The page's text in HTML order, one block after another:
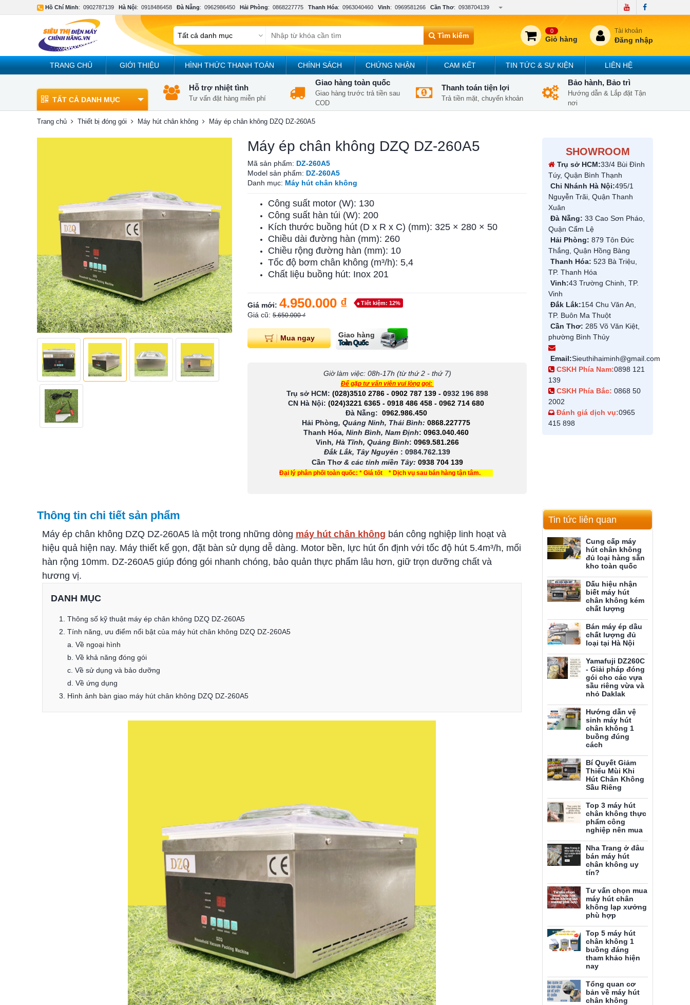
Hồ Chí Minh: 0902787139 Hà Nội: 0918486458 Đà Nẵng: 0962986450 Hải Phòng: 0868227775 Thanh Hóa: 0963040460 Vinh: 0969581266 Cần Thơ: 0938704139
Tìm kiếm
0
Giỏ hàng
Tài khoản
Đăng nhập
TRANG CHỦ GIỚI THIỆU HÌNH THỨC THANH TOÁN CHÍNH SÁCH CHỨNG NHẬN CAM KẾT TIN TỨC & SỰ KIỆN LIÊN HỆ
TẤT CẢ DANH MỤC
Hỗ trợ nhiệt tình
Tư vấn đặt hàng miễn phí
Giao hàng toàn quốc
Giao hàng trước trả tiền sau
COD
Thanh toán tiện lợi
Trả tiền mặt, chuyển khoản
Bảo hành, Bảo trì
Hướng dẫn & Lắp đặt Tận
nơi
Trang chủ Thiết bị đóng gói Máy hút chân không Máy ép chân không DZQ DZ-260A5
Máy ép chân không DZQ DZ-260A5
Mã sản phẩm: DZ-260A5
Model sản phẩm: DZ-260A5
Danh mục: Máy hút chân không
Công suất motor (W): 130
Công suất hàn túi (W): 200
Kích thước buồng hút (D x R x C) (mm): 325 × 280 × 50
Chiều dài đường hàn (mm): 260
Chiều rộng đường hàn (mm): 10
Tốc độ bơm chân không (m³/h): 5,4
Chất liệu buồng hút: Inox 201
Giá mới: 4.950.000 ₫ Tiết kiệm: 12%
Giá cũ: 5.650.000 ₫
Mua ngay Giao hàng
Toàn Quốc
Giờ làm việc: 08h-17h (từ thứ 2 - thứ 7)
Để gặp tư vấn viên vui lòng gọi:
Trụ sở HCM: (028)3510 2786 - 0902 787 139- 0932 196 898
CN Hà Nội: (024)3221 6365 - 0918 486 458 - 0962 714 680
Đà Nẵng: 0962.986.450
Hải Phòng, Quảng Ninh, Thái Bình: 0868.227775
Thanh Hóa, Ninh Bình, Nam Định: 0963.040.460
Vinh, Hà Tĩnh, Quảng Bình: 0969.581.266
Đắk Lắk, Tây Nguyên : 0984.762.139
Cần Thơ & các tỉnh miền Tây: 0938 704 139
Đại lý phân phối toàn quốc: * Giá tốt * Dịch vụ sau bán hàng tận tâm.
SHOWROOM
Trụ sở HCM:33/4 Bùi Đình
Túy, Quận Bình Thạnh
Chi Nhánh Hà Nội:495/1
Nguyễn Trãi, Quận Thanh
Xuân
Đà Nẵng: 33 Cao Sơn Pháo,
Quận Cẩm Lệ
Hải Phòng: 879 Tôn Đức
Thắng, Quận Hồng Bàng
Thanh Hóa: 523 Bà Triệu,
TP. Thanh Hóa
Vinh:43 Trường Chinh, TP.
Vinh
Đắk Lắk:154 Chu Văn An,
TP. Buôn Ma Thuột
Cần Thơ: 285 Võ Văn Kiệt,
phường Bình Thủy
Email:Sieuthihaiminh@gmail.com
CSKH Phía Nam:0898 121
139
CSKH Phía Bắc: 0868 50
2002
Đánh giá dịch vụ:0965
415 898
Thông tin chi tiết sản phẩm
Máy ép chân không DZQ DZ-260A5 là một trong những dòng máy hút chân không bán công nghiệp linh hoạt và
hiệu quả hiện nay. Máy thiết kế gọn, đặt bàn sử dụng dễ dàng. Motor bền, lực hút ổn định với tốc độ hút 5.4m³/h, mối
hàn rộng 10mm. DZ-260A5 giúp đóng gói nhanh chóng, bảo quản thực phẩm lâu hơn, giữ trọn dưỡng chất và
hương vị.
DANH MỤC
1. Thông số kỹ thuật máy ép chân không DZQ DZ-260A5
2. Tính năng, ưu điểm nổi bật của máy hút chân không DZQ DZ-260A5
a. Về ngoại hình
b. Về khả năng đóng gói
c. Về sử dụng và bảo dưỡng
d. Về ứng dụng
3. Hình ảnh bàn giao máy hút chân không DZQ DZ-260A5
Tin tức liên quan
Cung cấp máy
hút chân không
đủ loại hàng sẵn
kho toàn quốc
Dấu hiệu nhận
biết máy hút
chân không kém
chất lượng
Bán máy ép dầu
chất lượng đủ
loại tại Hà Nội
Yamafuji DZ260C
- Giải pháp đóng
gói cho các vựa
sầu riêng vừa và
nhỏ Daklak
Hướng dẫn vệ
sinh máy hút
chân không 1
buồng đúng
cách
Bí Quyết Giảm
Thiểu Mùi Khi
Hút Chân Không
Sầu Riêng
Top 3 máy hút
chân không thực
phẩm công
nghiệp nên mua
Nha Trang ở đâu
bán máy hút
chân không uy
tín?
Tư vấn chọn mua
máy hút chân
không lạp xưởng
phù hợp
Top 5 máy hút
chân không 1
buồng đáng
tham khảo hiện
nay
Tổng quan cơ
bản về máy hút
chân không